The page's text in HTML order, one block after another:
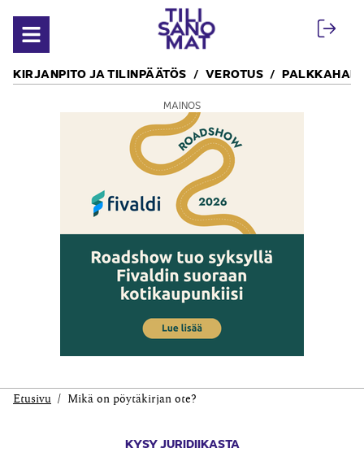
Avaa valikko
KIRJANPITO JA TILINPÄÄTÖS VEROTUS
MAINOS
Etusivu Mikä on pöytäkirjan ote?
KYSY JURIDIIKASTA